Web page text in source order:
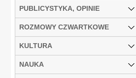
PUBLICYSTYKA, OPINIE
ROZMOWY CZWARTKOWE
KULTURA
NAUKA